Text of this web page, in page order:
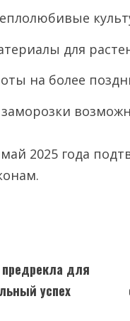
для
на более
2025 года
для
успех